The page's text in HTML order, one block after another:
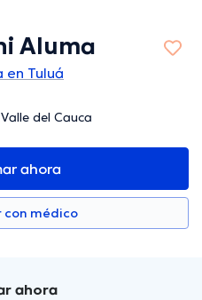
Aluma
en Tuluá
del Cauca
ahora
con médico
ahora